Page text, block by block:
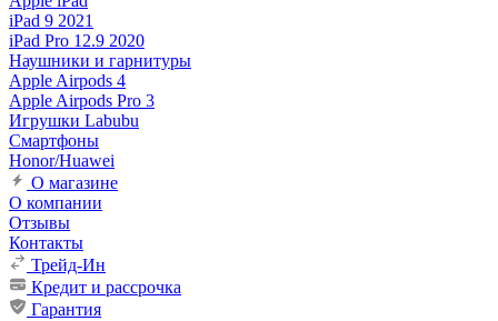
iPad 9 2021
iPad Pro 12.9 2020
Наушники и гарнитуры
Apple Airpods 4
Apple Airpods Pro 3
Игрушки Labubu
Смартфоны
Honor/Huawei
О магазине
О компании
Отзывы
Контакты
Трейд-Ин
Кредит и рассрочка
Гарантия